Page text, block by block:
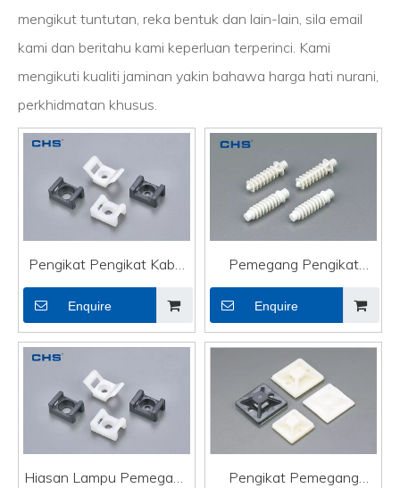
mengikut tuntutan, reka bentuk dan lain-lain, sila email
kami dan beritahu kami keperluan terperinci. Kami
mengikuti kualiti jaminan yakin bahawa harga hati nurani,
perkhidmatan khusus.
Pengikat Pengikat Kabel
Fleksibel Hiasan Lampu
Pemegang
Enquire
Pemegang Pengikat
Kabel Pelekat
Enquire
Hiasan Lampu Pemegang
Pengikat Pemegang